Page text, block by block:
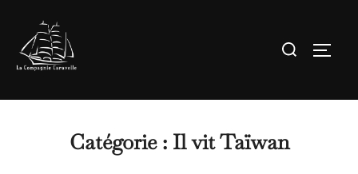
contenu
Rechercher :
Catégorie : Il vit Taïwan